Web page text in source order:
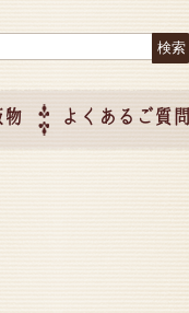
物 よくあるご質問